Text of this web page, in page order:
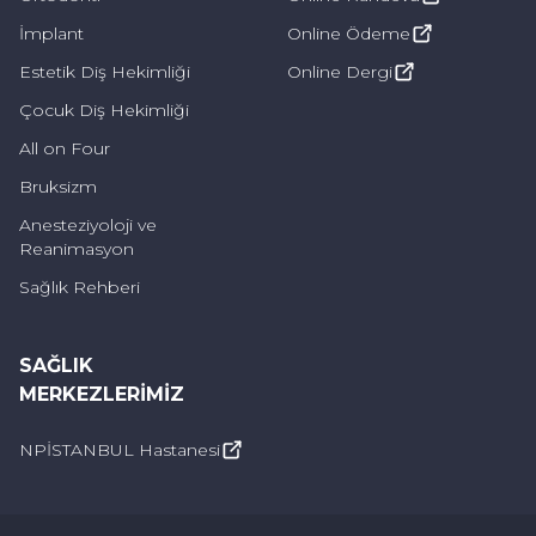
Ağız kuruluğu, çeşitli rahatsızlık verici
belirtilerle kendini gösterebilir. Bu belirtiler,
kişinin günlük yaşamını ve genel ağız sağlığını
etkileyebilir. Ağız kuruluğunun yaygın
belirtileri:
Ağızda Kuruluk ve Yapışkanlık Hissi: Ağızda
sürekli bir kuru ve yapışkan hisse yol açarak
Boğazda Kuruluk: Boğazda kuruluk hissi ve
İmplant
Estetik Diş Hekimliği
Çocuk Diş Hekimliği
All on Four
Bruksizm
Anesteziyoloji ve
Reanimasyon
Sağlık Rehberi
Online Ödeme
Online Dergi
SAĞLIK
MERKEZLERIMIZ
NPİSTANBUL Hastanesi